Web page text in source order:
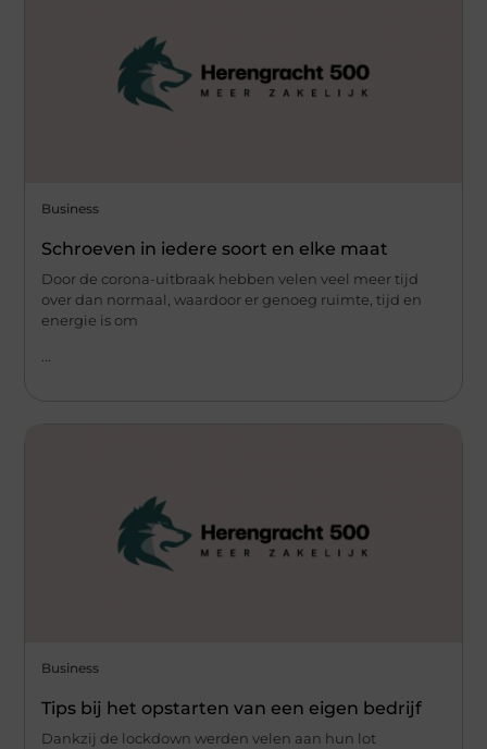
Business
Schroeven in iedere soort en elke maat
Door de corona-uitbraak hebben velen veel meer tijd
over dan normaal, waardoor er genoeg ruimte, tijd en
energie is om
...
Business
Tips bij het opstarten van een eigen bedrijf
Dankzij de lockdown werden velen aan hun lot